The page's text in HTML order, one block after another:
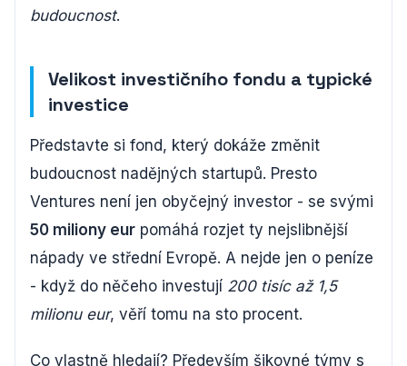
budoucnost.
Velikost investičního fondu a typické
investice
Představte si fond, který dokáže změnit
budoucnost nadějných startupů. Presto
Ventures není jen obyčejný investor - se svými
50 miliony eur pomáhá rozjet ty nejslibnější
nápady ve střední Evropě. A nejde jen o peníze
- když do něčeho investují 200 tisíc až 1,5
milionu eur, věří tomu na sto procent.
Co vlastně hledají? Především šikovné týmy s